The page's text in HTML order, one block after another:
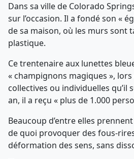
Dans sa ville de Colorado
sur l’occasion. Il a fondé son «
de sa maison, où les murs sont
plastique.
Ce trentenaire aux lunettes
« champignons magiques », lors
collectives ou individuelles qu’il
an, il a reçu « plus de 1.000
Beaucoup d’entre elles
de quoi provoquer des fous-
déformation des sens, sans